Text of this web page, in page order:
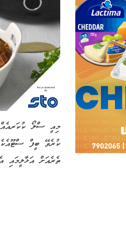
މިއީ ސްލޯ
ކުރެވޭ ބީފް
ތެރެއަށް އަޅާލީމައި